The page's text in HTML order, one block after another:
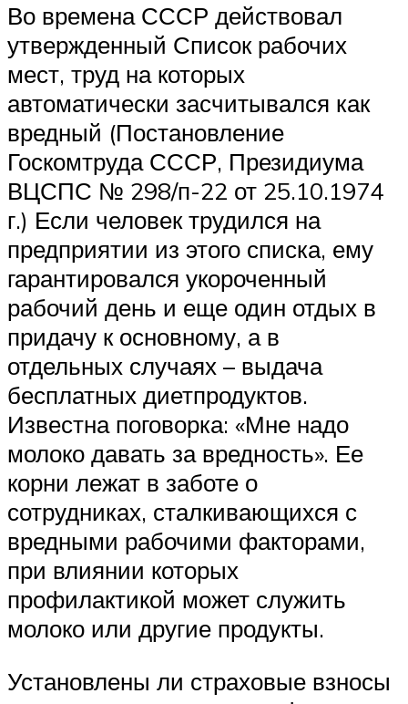
Во времена СССР действовал
утвержденный Список рабочих
мест, труд на которых
автоматически засчитывался как
вредный (Постановление
Госкомтруда СССР, Президиума
ВЦСПС № 298/п-22 от 25.10.1974
г.) Если человек трудился на
предприятии из этого списка, ему
гарантировался укороченный
рабочий день и еще один отдых в
придачу к основному, а в
отдельных случаях – выдача
бесплатных диетпродуктов.
Известна поговорка: «Мне надо
молоко давать за вредность». Ее
корни лежат в заботе о
сотрудниках, сталкивающихся с
вредными рабочими факторами,
при влиянии которых
профилактикой может служить
молоко или другие продукты.
Установлены ли страховые взносы